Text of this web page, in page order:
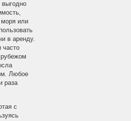
выгодно
моря или
в аренду.
часто
Любое
раза
с